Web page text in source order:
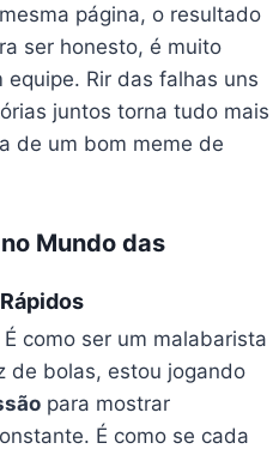
página, o resultado
ser honesto, é muito
Rir das falhas uns
juntos torna tudo mais
de um bom meme de
Mundo das
como ser um malabarista
de bolas, estou jogando
para mostrar
É como se cada